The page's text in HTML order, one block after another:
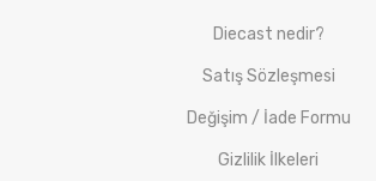
Diecast nedir?
Satış Sözleşmesi
Değişim / İade Formu
Gizlilik İlkeleri